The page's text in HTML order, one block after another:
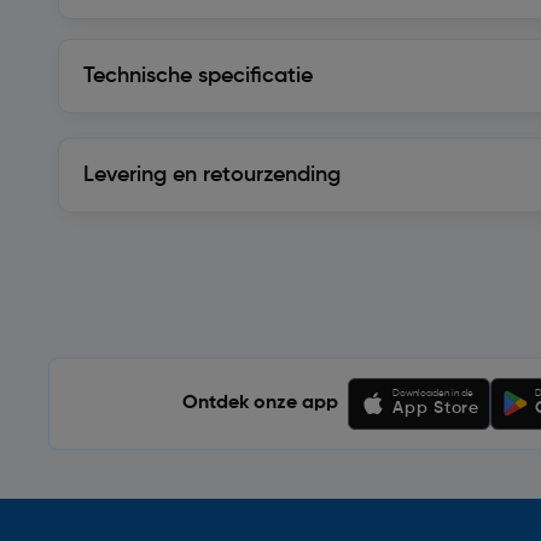
Technische specificatie
Levering en retourzending
Ontdek onze app
Downloaden in de
App Store